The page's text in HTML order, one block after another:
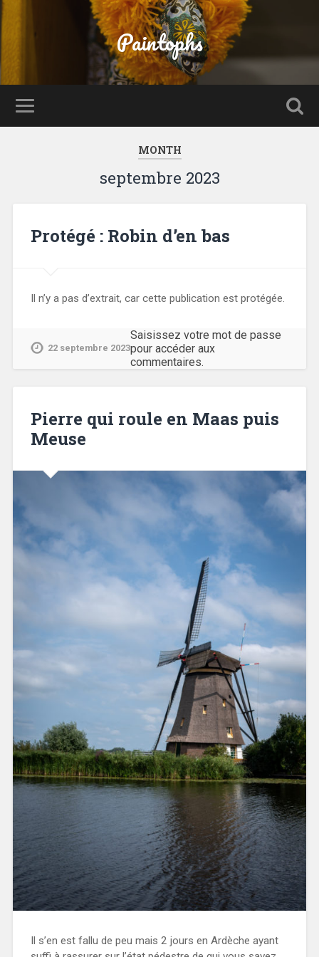
Paintophs
MONTH
septembre 2023
Protégé : Robin d’en bas
Il n’y a pas d’extrait, car cette publication est protégée.
22 septembre 2023
Saisissez votre mot de passe
pour accéder aux
commentaires.
Pierre qui roule en Maas puis
Meuse
Il s’en est fallu de peu mais 2 jours en Ardèche ayant